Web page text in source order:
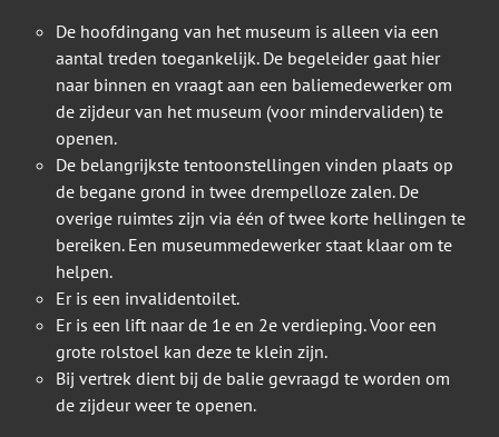
De hoofdingang van het museum is alleen via een
aantal treden toegankelijk. De begeleider gaat hier
naar binnen en vraagt aan een baliemedewerker om
de zijdeur van het museum (voor mindervaliden) te
openen.
De belangrijkste tentoonstellingen vinden plaats op
de begane grond in twee drempelloze zalen. De
overige ruimtes zijn via één of twee korte hellingen te
bereiken. Een museummedewerker staat klaar om te
helpen.
Er is een invalidentoilet.
Er is een lift naar de 1e en 2e verdieping. Voor een
grote rolstoel kan deze te klein zijn.
Bij vertrek dient bij de balie gevraagd te worden om
de zijdeur weer te openen.